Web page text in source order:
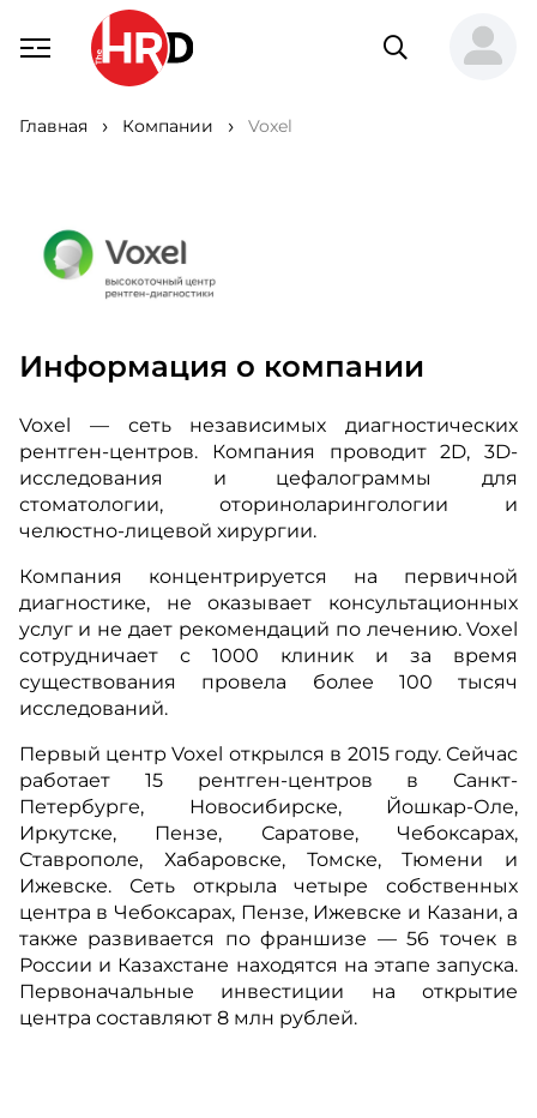
Главная Компании Voxel
Информация о компании
Voxel — сеть независимых диагностических
рентген-центров. Компания проводит 2D, 3D-
исследования и цефалограммы для
стоматологии, оториноларингологии и
челюстно-лицевой хирургии.
Компания концентрируется на первичной
диагностике, не оказывает консультационных
услуг и не дает рекомендаций по лечению. Voxel
сотрудничает с 1000 клиник и за время
существования провела более 100 тысяч
исследований.
Первый центр Voxel открылся в 2015 году. Сейчас
работает 15 рентген-центров в Санкт-
Петербурге, Новосибирске, Йошкар-Оле,
Иркутске, Пензе, Саратове, Чебоксарах,
Ставрополе, Хабаровске, Томске, Тюмени и
Ижевске. Сеть открыла четыре собственных
центра в Чебоксарах, Пензе, Ижевске и Казани, а
также развивается по франшизе — 56 точек в
России и Казахстане находятся на этапе запуска.
Первоначальные инвестиции на открытие
центра составляют 8 млн рублей.